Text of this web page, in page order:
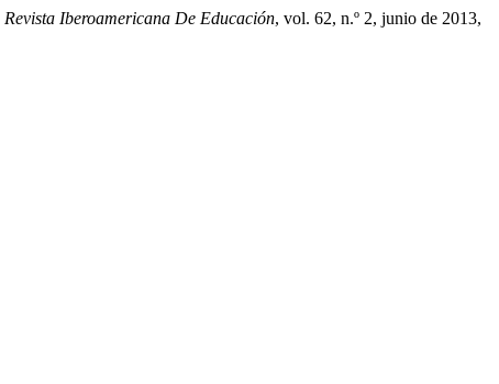
Revista Iberoamericana De Educación, vol. 62, n.º 2, junio de 2013,